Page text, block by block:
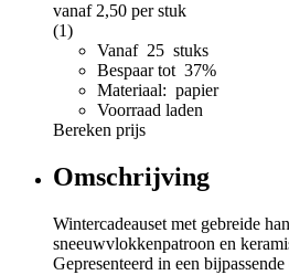
vanaf 2,50 per stuk
(1)
Vanaf 25 stuks
Bespaar tot 37%
Materiaal: papier
Voorraad laden
Bereken prijs
Omschrijving
Wintercadeauset met gebreide
sneeuwvlokkenpatroon en
Gepresenteerd in een bijpassende